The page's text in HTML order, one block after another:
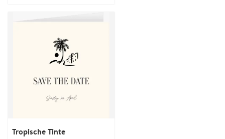
Tropische Tinte